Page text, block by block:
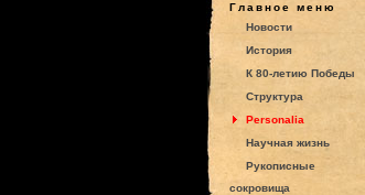
Главное меню
Новости
История
К 80-летию Победы
Структура
Personalia
Научная жизнь
Рукописные
сокровища